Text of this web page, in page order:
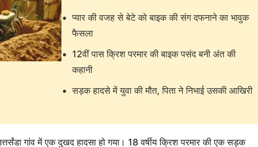
प्यार की वजह से बेटे को बाइक की संग दफनाने का भावुक
फैसला
12वीं पास क्रिश परमार की बाइक पसंद बनी अंत की
कहानी
सड़क हादसे में युवा की मौत, पिता ने निभाई उसकी आखिरी
गांव में एक दुखद हादसा हो गया। 18 वर्षीय क्रिश परमार की एक सड़क